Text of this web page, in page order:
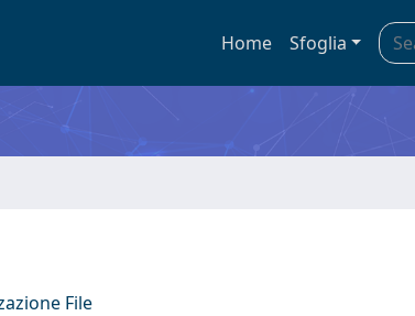
Home Sfoglia
File